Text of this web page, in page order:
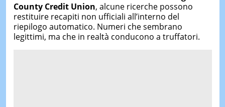
County Credit Union, alcune ricerche possono
restituire recapiti non ufficiali all’interno del
riepilogo automatico. Numeri che sembrano
legittimi, ma che in realtà conducono a truffatori.